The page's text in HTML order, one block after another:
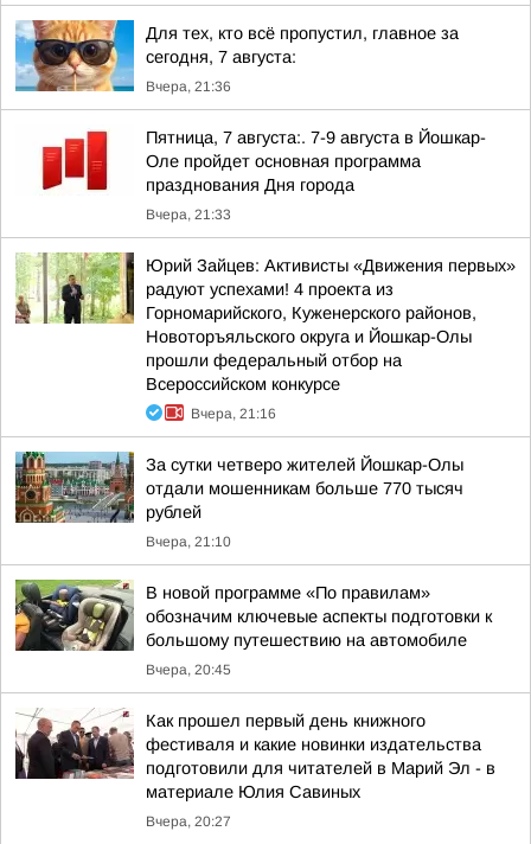
Для тех, кто всё пропустил, главное за
сегодня, 7 августа:
Вчера, 21:36
Пятница, 7 августа:. 7-9 августа в Йошкар-
Оле пройдет основная программа
празднования Дня города
Вчера, 21:33
Юрий Зайцев: Активисты «Движения первых»
радуют успехами! 4 проекта из
Горномарийского, Куженерского районов,
Новоторъяльского округа и Йошкар-Олы
прошли федеральный отбор на
Всероссийском конкурсе
Вчера, 21:16
За сутки четверо жителей Йошкар-Олы
отдали мошенникам больше 770 тысяч
рублей
Вчера, 21:10
В новой программе «По правилам»
обозначим ключевые аспекты подготовки к
большому путешествию на автомобиле
Вчера, 20:45
Как прошел первый день книжного
фестиваля и какие новинки издательства
подготовили для читателей в Марий Эл - в
материале Юлия Савиных
Вчера, 20:27